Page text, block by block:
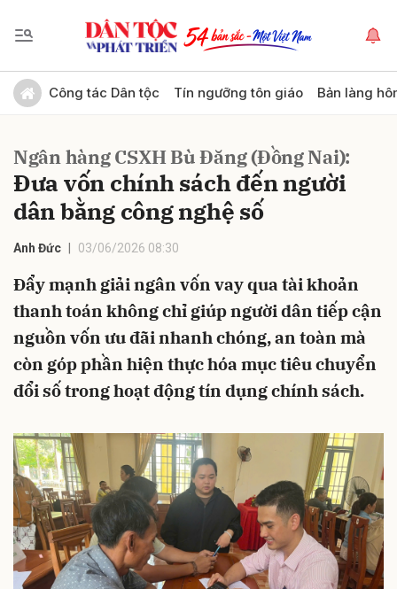
Công tác Dân tộc Tín ngưỡng tôn giáo Bản làng
Ngân hàng CSXH Bù Đăng (Đồng Nai):
Đưa vốn chính sách đến người
dân bằng công nghệ số
Anh Đức 03/06/2026 08:30
Đẩy mạnh giải ngân vốn vay qua tài khoản
thanh toán không chỉ giúp người dân tiếp cận
nguồn vốn ưu đãi nhanh chóng, an toàn mà
còn góp phần hiện thực hóa mục tiêu chuyển
đổi số trong hoạt động tín dụng chính sách.
Gửi bình luận